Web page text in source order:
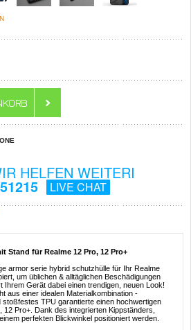
HELFEN WEITERI
LIVE CHAT
Stand für Realme 12 Pro, 12 Pro+
armor serie hybrid schutzhülle für Ihr Realme
um üblichen & alltäglichen Beschädigungen
Ihrem Gerät dabei einen trendigen, neuen Look!
aus einer idealen Materialkombination -
stoßfestes TPU garantierte einen hochwertigen
Pro+. Dank des integrierten Kippständers,
perfekten Blickwinkel positioniert werden.